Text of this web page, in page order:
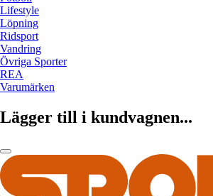
Lifestyle
Löpning
Ridsport
Vandring
Övriga Sporter
REA
Varumärken
Lägger till i kundvagnen...